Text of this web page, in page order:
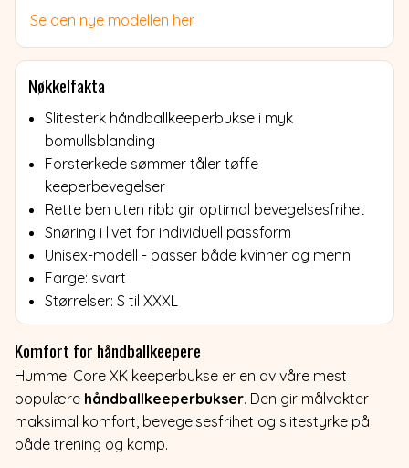
Se den nye modellen her
Nøkkelfakta
Slitesterk håndballkeeperbukse i myk
bomullsblanding
Forsterkede sømmer tåler tøffe
keeperbevegelser
Rette ben uten ribb gir optimal bevegelsesfrihet
Snøring i livet for individuell passform
Unisex-modell - passer både kvinner og menn
Farge: svart
Størrelser: S til XXXL
Komfort for håndballkeepere
Hummel Core XK keeperbukse er en av våre mest
populære håndballkeeperbukser. Den gir målvakter
maksimal komfort, bevegelsesfrihet og slitestyrke på
både trening og kamp.